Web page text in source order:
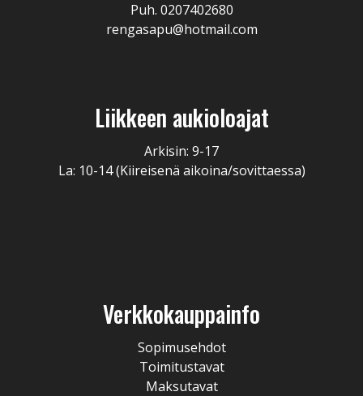
Puh. 0207402680
rengasapu@hotmail.com
Liikkeen aukioloajat
Arkisin: 9-17
La: 10-14 (Kiireisenä aikoina/sovittaessa)
Verkkokauppainfo
Sopimusehdot
Toimitustavat
Maksutavat